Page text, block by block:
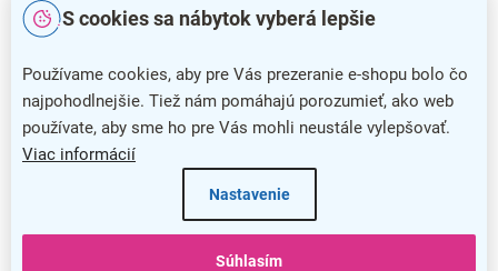
S cookies sa nábytok vyberá lepšie
Používame cookies, aby pre Vás prezeranie e-shopu bolo čo
najpohodlnejšie. Tiež nám pomáhajú porozumieť, ako web
používate, aby sme ho pre Vás mohli neustále vylepšovať.
Viac informácií
Nastavenie
Súhlasím
Farba: číra
Dĺžka: 9,4 cm
Šírka:
26,6 cm